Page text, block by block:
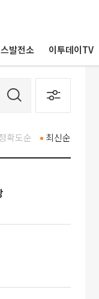
발전소 이투데이TV
최신순
확도순